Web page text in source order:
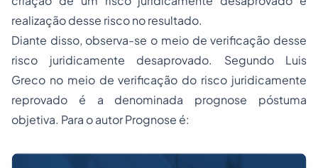
realização desse risco no resultado.
Diante disso, observa-se o meio de verificação desse
risco juridicamente desaprovado. Segundo Luis
Greco no meio de verificação do risco juridicamente
reprovado é a denominada prognose póstuma
objetiva. Para o autor Prognose é: